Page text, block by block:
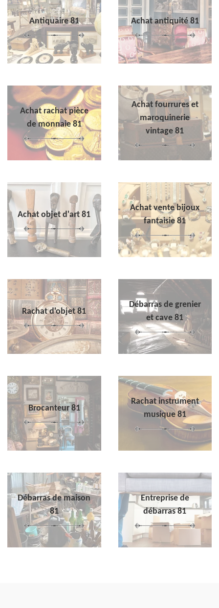
Antiquaire 81 Achat antiquité 81
Achat rachat pièce
de monnaie 81
Achat fourrures et
maroquinerie
vintage 81
Achat objet d'art 81
Achat vente bijoux
fantaisie 81
Rachat d'objet 81
Débarras de grenier
et cave 81
Brocanteur 81
Rachat instrument
musique 81
Débarras de maison
81
Entreprise de
débarras 81